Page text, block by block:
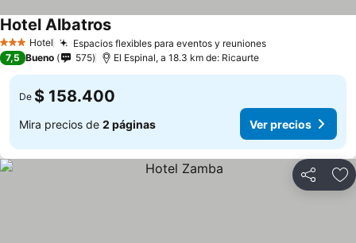
3 Estrellas
Hotel Espacios flexibles para eventos y reuniones
Hotel Albatros
7,5 Bueno 575 El Espinal, a 18.3 km de: Ricaurte
De $ 158.400
Mira precios de 2 páginas Ver precios
Compartir